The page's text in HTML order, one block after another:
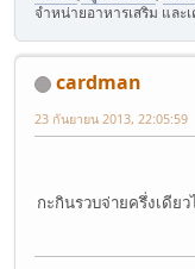
จำหน่ายอาหารเสริม และ
cardman
23 กันยายน 2013, 22:05:59
กะกินรวบจ่ายครึ่งเดีย